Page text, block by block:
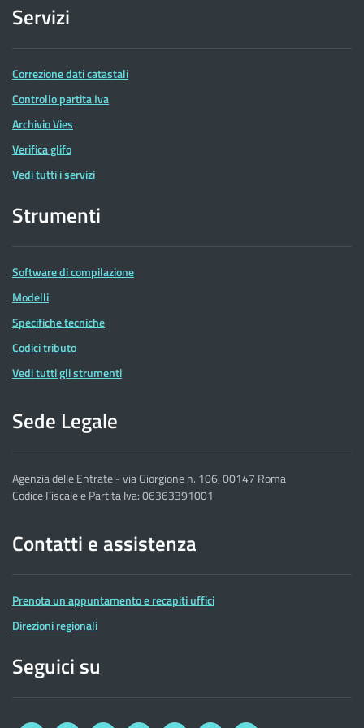
Servizi
Correzione dati catastali
Controllo partita Iva
Archivio Vies
Verifica glifo
Vedi tutti i servizi
Strumenti
Software di compilazione
Modelli
Specifiche tecniche
Codici tributo
Vedi tutti gli strumenti
Sede Legale
Agenzia delle Entrate - via Giorgione n. 106, 00147 Roma
Codice Fiscale e Partita Iva: 06363391001
Contatti e assistenza
Prenota un appuntamento e recapiti uffici
Direzioni regionali
Seguici su